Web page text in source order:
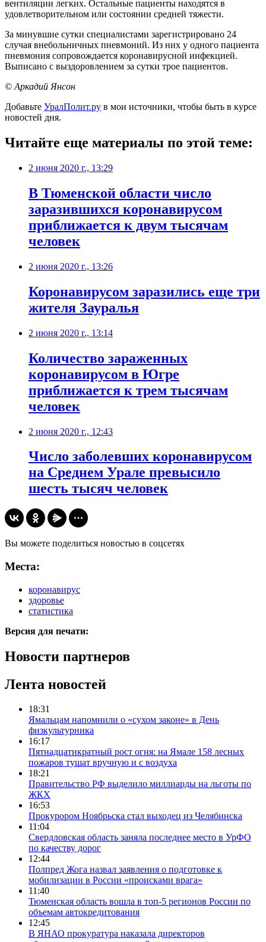
вентиляции легких. Остальные пациенты находятся в
удовлетворительном или состоянии средней тяжести.
За минувшие сутки специалистами зарегистрировано 24
случая внебольничных пневмоний. Из них у одного пациента
пневмония сопровождается коронавирусной инфекцией.
Выписано с выздоровлением за сутки трое пациентов.
© Аркадий Янсон
Добавьте УралПолит.ру в мои источники, чтобы быть в курсе
новостей дня.
Читайте еще материалы по этой теме:
2 июня 2020 г., 13:29
В Тюменской области число
заразившихся коронавирусом
приближается к двум тысячам
человек
2 июня 2020 г., 13:26
Коронавирусом заразились еще три
жителя Зауралья
2 июня 2020 г., 13:14
Количество зараженных
коронавирусом в Югре
приближается к трем тысячам
человек
2 июня 2020 г., 12:43
Число заболевших коронавирусом
на Среднем Урале превысило
шесть тысяч человек
Вы можете поделиться новостью в соцсетях
Места:
коронавирус
здоровье
статистика
Версия для печати:
Новости партнеров
Лента новостей
18:31
Ямальцам напомнили о «сухом законе» в День
физкультурника
16:17
Пятнадцатикратный рост огня: на Ямале 158 лесных
пожаров тушат вручную и с воздуха
18:21
Правительство РФ выделило миллиарды на льготы по
ЖКХ
16:53
Прокурором Ноябрьска стал выходец из Челябинска
11:04
Свердловская область заняла последнее место в УрФО
по качеству дорог
12:44
Полпред Жога назвал заявления о подготовке к
мобилизации в России «происками врага»
11:40
Тюменская область вошла в топ-5 регионов России по
объемам автокредитования
12:45
В ЯНАО прокуратура наказала директоров